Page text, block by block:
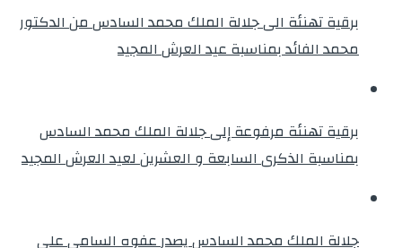
برقية تهنئة الى جلالة الملك محمد السادس من الدكتور
محمد الفائد بمناسبة عيد العرش المجيد
برقية تهنئة مرفوعة إلى جلالة الملك محمد السادس
بمناسبة الذكرى السابعة و العشرين لعيد العرش المجيد
جلالة الملك محمد السادس يصدر عفوه السامي على